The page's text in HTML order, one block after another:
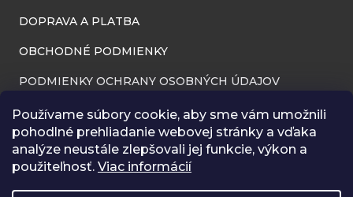
Používame súbory cookie, aby sme vám umožnili
pohodlné prehliadanie webovej stránky a vďaka
analýze neustále zlepšovali jej funkcie, výkon a
použiteľnosť. Viac informácií
DOPRAVA A PLATBA
OBCHODNÉ PODMIENKY
PODMIENKY OCHRANY OSOBNÝCH ÚDAJOV
INFORMÁCIE O PREVÁDZKOVATEĽOVI
REKLAMAČNÝ PORIADOK
ODSTÚPENIE OD ZMLUVY (VRÁTENIE TOVARU)